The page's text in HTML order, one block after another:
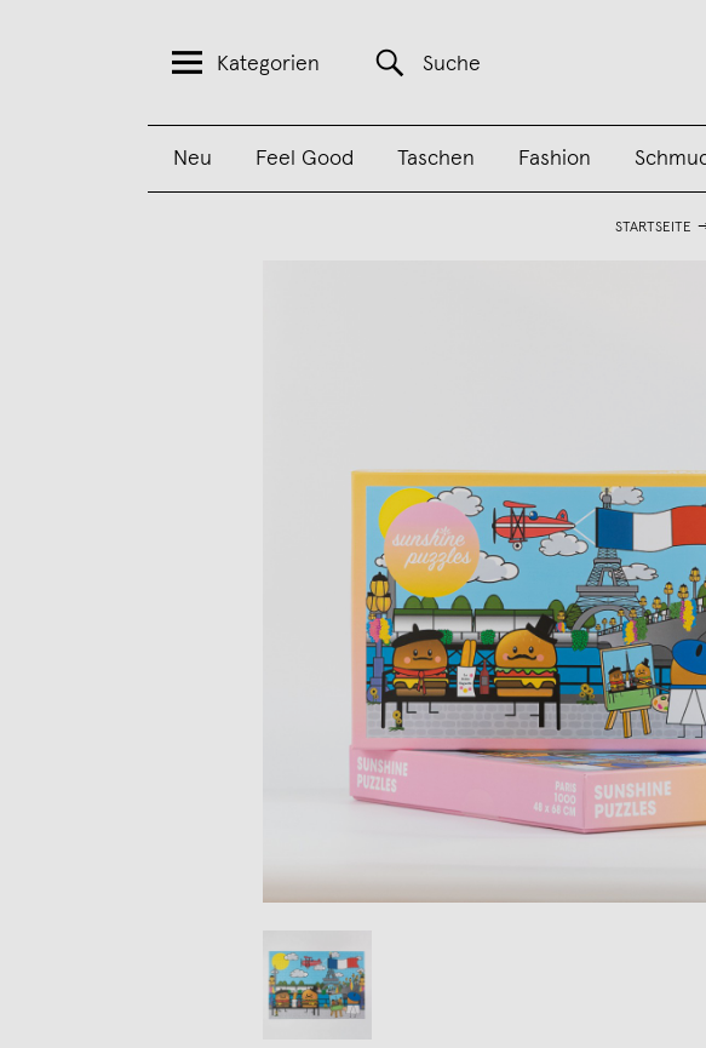
Kategorien Suche
Neu Feel Good Taschen Fashion
STARTSEITE